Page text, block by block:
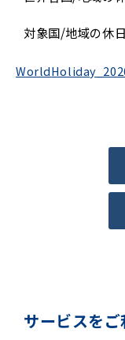
対象国/地域の休
サービスを